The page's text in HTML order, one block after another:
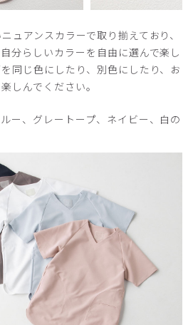
ュアンスカラーで取り揃えており、
分らしいカラーを自由に選んで楽し
同じ色にしたり、別色にしたり、お
しんでください。
ー、グレートープ、ネイビー、白の